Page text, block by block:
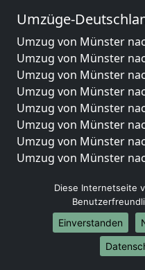
Umzüge-
Umzug von Münster
Umzug von Münster
Umzug von Münster
Umzug von Münster
Umzug von Münster
Umzug von Münster
Umzug von Münster
Umzug von Münster
Umzug von Münster
Umzug von Münster
Umzug von Münster
Umzug von Münster
Umzug von Münster
Diese Internetseite
Einverstanden